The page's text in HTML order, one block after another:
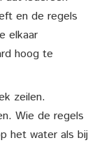
en de regels
elkaar
hoog te
zeilen.
Wie de regels
het water als bij